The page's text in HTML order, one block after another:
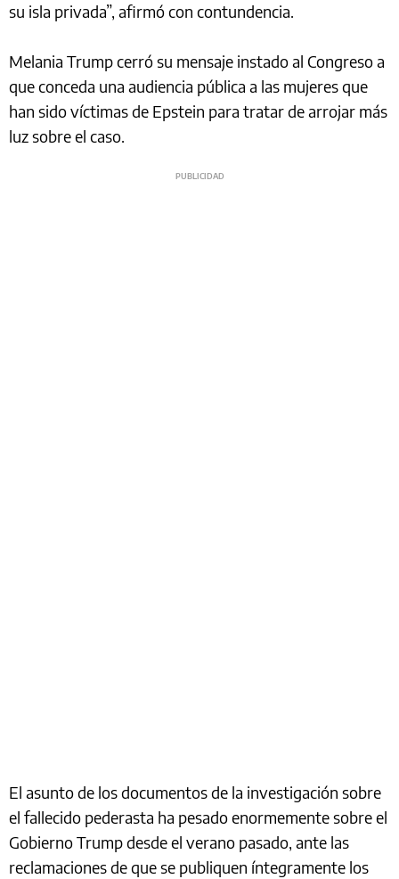
su isla privada”, afirmó con contundencia.
Melania Trump cerró su mensaje instado al Congreso a
que conceda una audiencia pública a las mujeres que
han sido víctimas de Epstein para tratar de arrojar más
luz sobre el caso.
El asunto de los documentos de la investigación sobre
el fallecido pederasta ha pesado enormemente sobre el
Gobierno Trump desde el verano pasado, ante las
reclamaciones de que se publiquen íntegramente los